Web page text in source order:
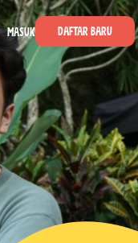
Masuk Daftar Baru